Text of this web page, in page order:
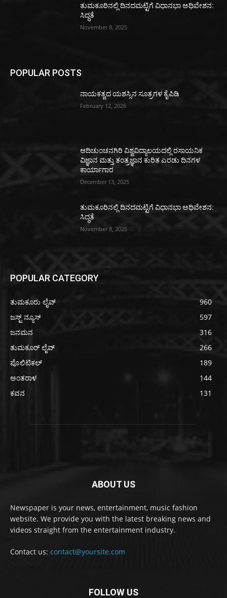
ತುಮಕೂರಿನಲ್ಲಿ ದಿನದಮಟ್ಟಿಗೆ ವಿಧಾನಭಾ ಅಧಿವೇಶನ:
ಸಿದ್ಧತೆ
November 8, 2025
POPULAR POSTS
ನಾಯಕತ್ವದ ಯಶಸ್ಸಿನ ಸೂತ್ರಗಳ ಕೈಪಿಡಿ
February 12, 2026
ಆದಿಚುಂಚನಗಿರಿ ವಿಶ್ವವಿದ್ಯಾಲಯದಲ್ಲಿ ರಸಾಯನಿಕ
ವಿಜ್ಞಾನ ಮತ್ತು ತಂತ್ರಜ್ಞಾನ ಕುರಿತ ಎರಡು ದಿನಗಳ
ಕಾರ್ಯಾಗಾರ
December 13, 2025
ತುಮಕೂರಿನಲ್ಲಿ ದಿನದಮಟ್ಟಿಗೆ ವಿಧಾನಭಾ ಅಧಿವೇಶನ:
ಸಿದ್ಧತೆ
November 8, 2025
POPULAR CATEGORY
ತುಮಕೂರು ಲೈವ್
960
ಜಸ್ಟ್ ನ್ಯೂಸ್
597
ಜನಮನ
316
ತುಮಕೂರ್ ಲೈವ್
266
ಪೊಲಿಟಿಕಲ್
189
ಅಂತರಾಳ
144
ಕವನ
131
ABOUT US
Newspaper is your news, entertainment, music fashion
website. We provide you with the latest breaking news and
videos straight from the entertainment industry.
Contact us: contact@yoursite.com
FOLLOW US